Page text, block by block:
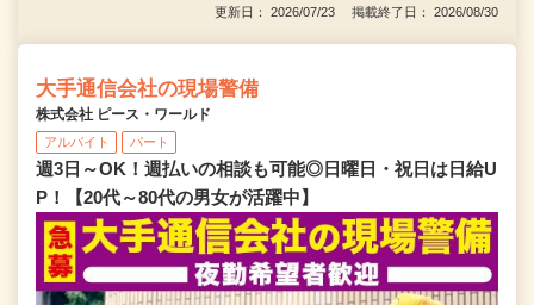
更新日： 2026/07/23 掲載終了日： 2026/08/30
大手通信会社の現場警備
株式会社 ピース・ワールド
アルバイト パート
週3日～OK！週払いの相談も可能◎日曜日・祝日は日給U
P！【20代～80代の男女が活躍中】